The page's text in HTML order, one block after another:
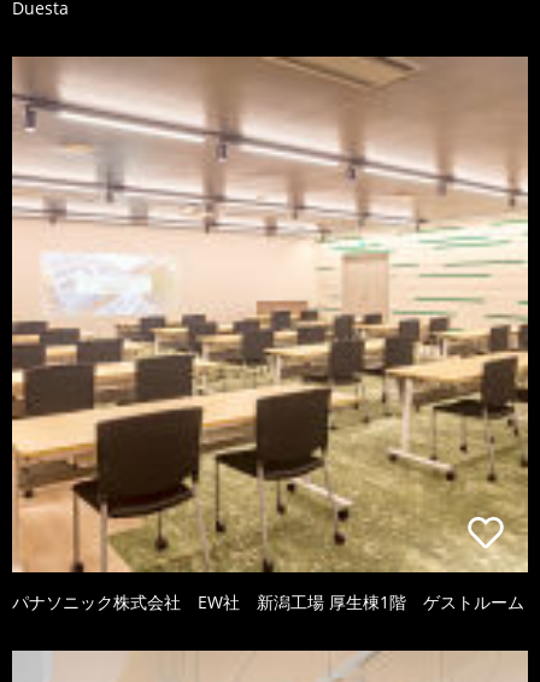
Duesta
パナソニック株式会社 EW社 新潟工場 厚生棟1階 ゲストルーム